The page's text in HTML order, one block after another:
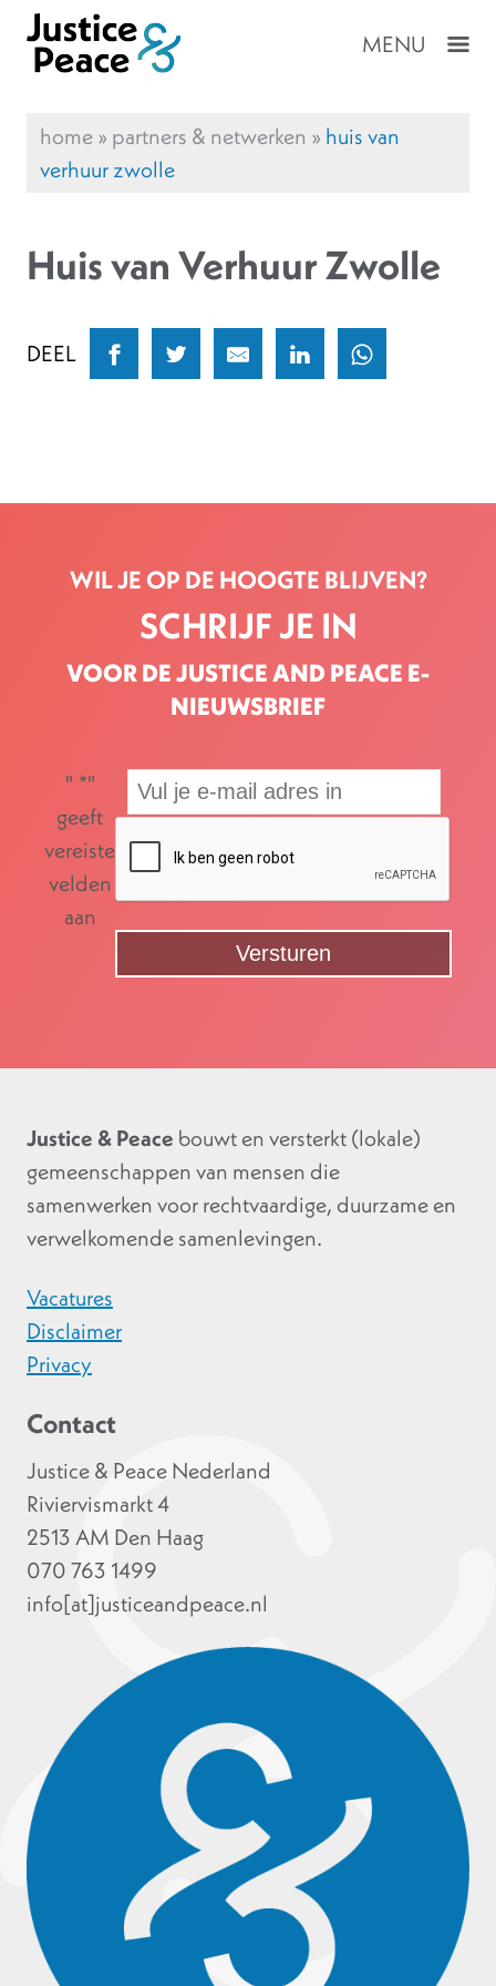
MENU
home»partners & netwerken »huis van
verhuur zwolle
Huis van Verhuur Zwolle
DEEL
WIL JE OP DE HOOGTE BLIJVEN?
SCHRIJF JE IN
VOOR DE JUSTICE AND PEACE E-
NIEUWSBRIEF
" *"
geeft
vereiste
velden
aan
Justice & Peace bouwt en versterkt (lokale)
gemeenschappen van mensen die
samenwerken voor rechtvaardige, duurzame en
verwelkomende samenlevingen.
Vacatures
Disclaimer
Privacy
Contact
Justice & Peace Nederland
Riviervismarkt 4
2513 AM Den Haag
070 763 1499
info[at]justiceandpeace.nl